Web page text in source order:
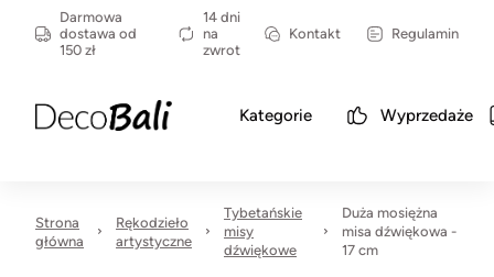
Darmowa
dostawa od
150 zł
14 dni
na
zwrot
Kontakt Regulamin
Kategorie Wyprzedaże
Strona
główna
Rękodzieło
artystyczne
Tybetańskie
misy
dźwiękowe
Duża mosiężna
misa dźwiękowa -
17 cm